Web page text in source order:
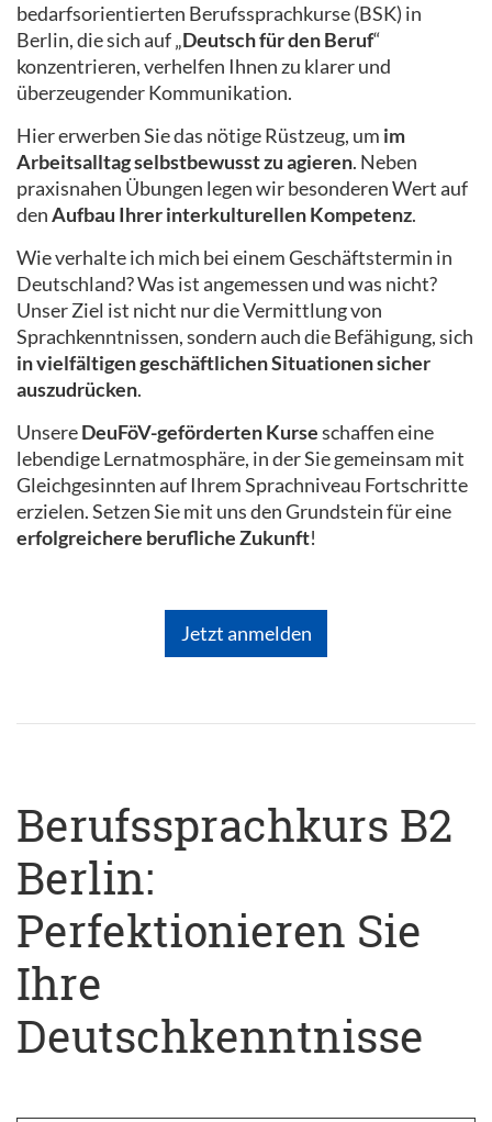
bedarfsorientierten Berufssprachkurse (BSK) in
Berlin, die sich auf „Deutsch für den Beruf“
konzentrieren, verhelfen Ihnen zu klarer und
überzeugender Kommunikation.
Hier erwerben Sie das nötige Rüstzeug, um im
Arbeitsalltag selbstbewusst zu agieren. Neben
praxisnahen Übungen legen wir besonderen Wert auf
denAufbau Ihrer interkulturellen Kompetenz.
Wie verhalte ich mich bei einem Geschäftstermin in
Deutschland? Was ist angemessen und was nicht?
Unser Ziel ist nicht nur die Vermittlung von
Sprachkenntnissen, sondern auch die Befähigung, sich
in vielfältigen geschäftlichen Situationen sicher
auszudrücken.
UnsereDeuFöV-geförderten Kurseschaffen eine
lebendige Lernatmosphäre, in der Sie gemeinsam mit
Gleichgesinnten auf Ihrem Sprachniveau Fortschritte
erzielen. Setzen Sie mit uns den Grundstein für eine
erfolgreichere berufliche Zukunft!
Jetzt anmelden
Berufssprachkurs B2
Berlin:
Perfektionieren Sie
Ihre
Deutschkenntnisse